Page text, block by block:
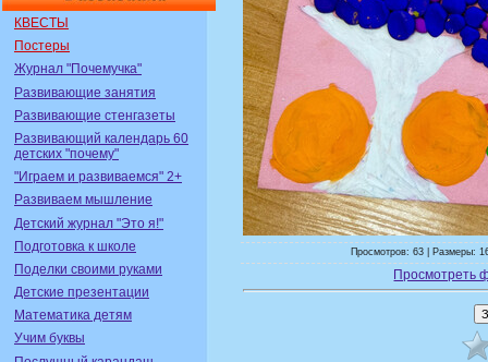
КВЕСТЫ
Постеры
Журнал "Почемучка"
Развивающие занятия
Развивающие стенгазеты
Развивающий календарь 60
детских "почему"
"Играем и развиваемся" 2+
Развиваем мышление
Детский журнал "Это я!"
Подготовка к школе
Поделки своими руками
Детские презентации
Математика детям
Учим буквы
Просмотров: 63 | Размеры:
Просмотреть